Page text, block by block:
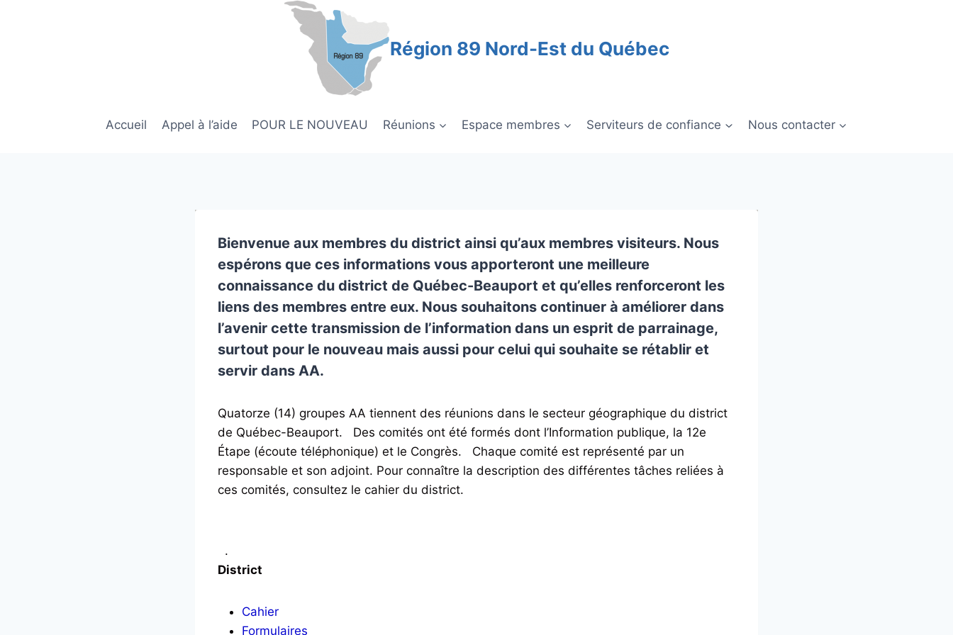
Région 89 Nord-Est du Québec
Accueil Appel à l’aide POUR LE NOUVEAU Réunions Espace membres Serviteurs de confiance Nous contacter
Bienvenue aux membres du district ainsi qu’aux membres visiteurs. Nous
espérons que ces informations vous apporteront une meilleure
connaissance du district de Québec-Beauport et qu’elles renforceront les
liens des membres entre eux. Nous souhaitons continuer à améliorer dans
l’avenir cette transmission de l’information dans un esprit de parrainage,
surtout pour le nouveau mais aussi pour celui qui souhaite se rétablir et
servir dans AA.
Quatorze (14) groupes AA tiennent des réunions dans le secteur géographique du district
de Québec-Beauport. Des comités ont été formés dont l’Information publique, la 12e
Étape (écoute téléphonique) et le Congrès. Chaque comité est représenté par un
responsable et son adjoint. Pour connaître la description des différentes tâches reliées à
ces comités, consultez le cahier du district.
.
District
Cahier
Formulaires